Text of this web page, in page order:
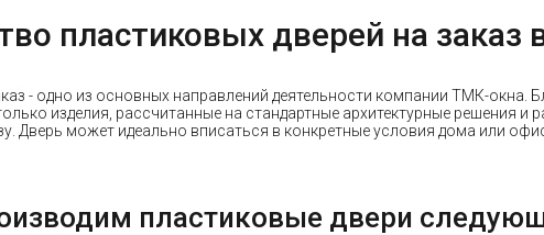
пластиковых дверей на заказ
- одно из основных направлений деятельности компании ТМК-окна.
изделия, рассчитанные на стандартные архитектурные решения и
Дверь может идеально вписаться в конкретные условия дома или
пластиковые двери